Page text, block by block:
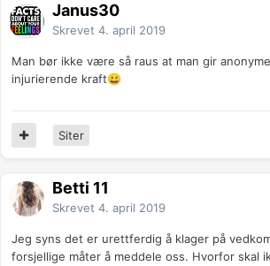
Janus30
Skrevet 4. april 2019
Man bør ikke være så raus at man gir
injurierende kraft😀
Siter
Betti 11
Skrevet 4. april 2019
Jeg syns det er urettferdig å klager på
forsjellige måter å meddele oss. Hvorfor skal